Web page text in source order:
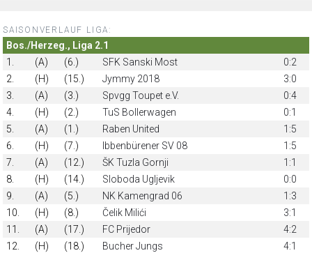
SAISONVERLAUF LIGA:
Bos./Herzeg., Liga 2.1
1.
(A) (6.) SFK Sanski Most
0:2
2.
(H) (15.) Jymmy 2018
3:0
3.
(A) (3.) Spvgg Toupet e.V.
0:4
4.
(H) (2.) TuS Bollerwagen
0:1
5.
(A) (1.) Raben United
1:5
6.
(H) (7.) Ibbenbürener SV 08
1:5
7.
(A) (12.) ŠK Tuzla Gornji
1:1
8.
(H) (14.) Sloboda Ugljevik
0:0
9.
(A) (5.) NK Kamengrad 06
1:3
10.
(H) (8.) Čelik Milići
3:1
11.
(A) (17.) FC Prijedor
4:2
12.
(H) (18.) Bucher Jungs
4:1